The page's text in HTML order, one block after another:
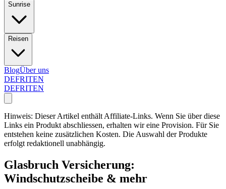
Sunrise
Reisen
BlogÜber uns
DEFRITEN
DEFRITEN
Hinweis: Dieser Artikel enthält Affiliate-Links. Wenn Sie über diese
Links ein Produkt abschliessen, erhalten wir eine Provision. Für Sie
entstehen keine zusätzlichen Kosten. Die Auswahl der Produkte
erfolgt redaktionell unabhängig.
Glasbruch Versicherung:
Windschutzscheibe & mehr